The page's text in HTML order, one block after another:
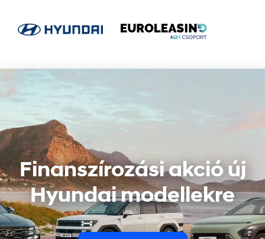
Finanszírozási akció új
Hyundai modellekre